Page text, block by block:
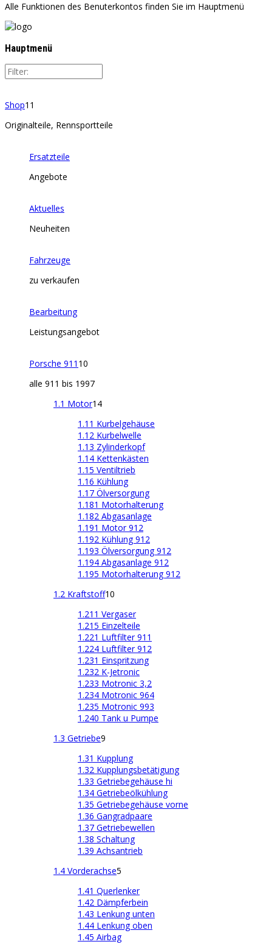
Alle Funktionen des Benuterkontos finden Sie im Hauptmenü
Hauptmenü
Shop11
Originalteile, Rennsportteile
Ersatzteile
Angebote
Aktuelles
Neuheiten
Fahrzeuge
zu verkaufen
Bearbeitung
Leistungsangebot
Porsche 911 10
alle 911 bis 1997
1.1 Motor14
1.11 Kurbelgehäuse
1.12 Kurbelwelle
1.13 Zylinderkopf
1.14 Kettenkästen
1.15 Ventiltrieb
1.16 Kühlung
1.17 Ölversorgung
1.181 Motorhalterung
1.182 Abgasanlage
1.191 Motor 912
1.192 Kühlung 912
1.193 Ölversorgung 912
1.194 Abgasanlage 912
1.195 Motorhalterung 912
1.2 Kraftstoff10
1.211 Vergaser
1.215 Einzelteile
1.221 Luftfilter 911
1.224 Luftfilter 912
1.231 Einspritzung
1.232 K-Jetronic
1.233 Motronic 3,2
1.234 Motronic 964
1.235 Motronic 993
1.240 Tank u Pumpe
1.3 Getriebe9
1.31 Kupplung
1.32 Kupplungsbetätigung
1.33 Getriebegehäuse hi
1.34 Getriebeölkühlung
1.35 Getriebegehäuse vorne
1.36 Gangradpaare
1.37 Getriebewellen
1.38 Schaltung
1.39 Achsantrieb
1.4 Vorderachse5
1.41 Querlenker
1.42 Dämpferbein
1.43 Lenkung unten
1.44 Lenkung oben
1.45 Airbag